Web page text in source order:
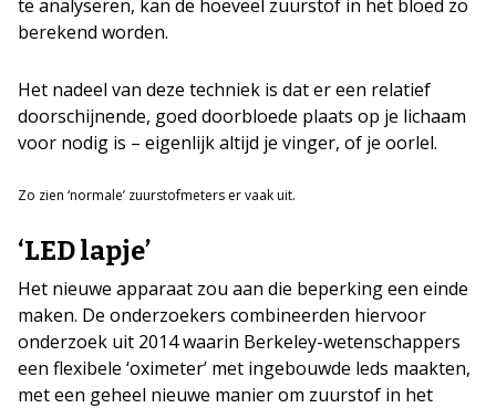
te analyseren, kan de hoeveel zuurstof in het bloed zo
berekend worden.
Het nadeel van deze techniek is dat er een relatief
doorschijnende, goed doorbloede plaats op je lichaam
voor nodig is – eigenlijk altijd je vinger, of je oorlel.
Zo zien ‘normale’ zuurstofmeters er vaak uit.
‘LED lapje’
Het nieuwe apparaat zou aan die beperking een einde
maken. De onderzoekers combineerden hiervoor
onderzoek uit 2014 waarin Berkeley-wetenschappers
een flexibele ‘oximeter’ met ingebouwde leds maakten,
met een geheel nieuwe manier om zuurstof in het